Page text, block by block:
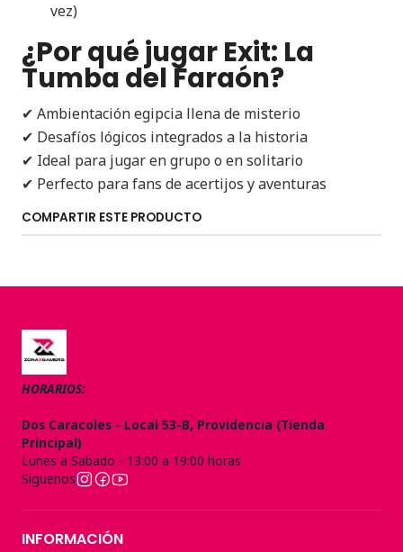
vez)
¿Por qué jugar Exit: La
Tumba del Faraón?
✔ Ambientación egipcia llena de misterio
✔ Desafíos lógicos integrados a la historia
✔ Ideal para jugar en grupo o en solitario
✔ Perfecto para fans de acertijos y aventuras
COMPARTIR ESTE PRODUCTO
HORARIOS:
Dos Caracoles - Local 53-B, Providencia (Tienda
Principal)
Lunes a Sabado - 13:00 a 19:00 horas
Síguenos
INFORMACIÓN